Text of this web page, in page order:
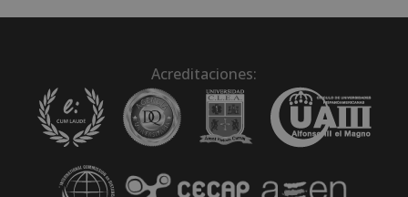
Acreditaciones: